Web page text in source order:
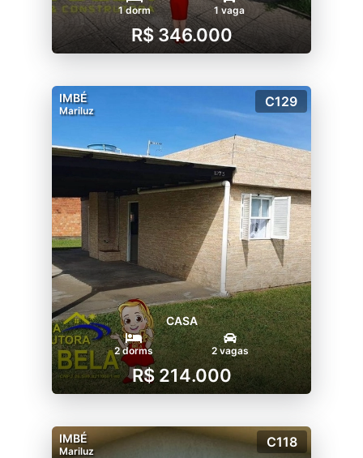
1 dorm 1 vaga
R$ 346.000
IMBÉ
Mariluz
C129
CASA
2 dorms 2 vagas
R$ 214.000
IMBÉ
Mariluz
C118